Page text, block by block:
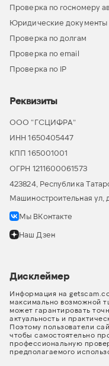
Проверка по госномеру
Юридические документы
Проверка по долгам
Проверка по email
Проверка по IP
Реквизиты
ООО “ГСЦИФРА”
ИНН 1650405447
КПП 165001001
ОГРН 1211600061573
423824, Республика
Машиностроительная ул,
Мы ВКонтакте
Наш Дзен
Дисклеймер
Информация на
максимально возможной
может гарантировать
актуальность и
Поэтому пользователи
чтобы самостоятельно
профессиональную
предполагаемого